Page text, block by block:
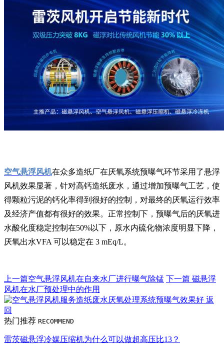
空气悬浮风机在众多造纸厂在厌氧系统预曝气环节采用了悬浮
风机效果显著，针对高钙造纸废水，通过增加预曝气工艺，使
得颗粒污泥的钙化率得到很好的控制，对最终的厌氧运行效率
及经济产值都有很好的效果。正常控制下，预曝气后的厌氧进
水酸化度稳定控制在50%以下，原水内硫化物浓度明显下降，
厌氧出水VFA 可以稳定在 3 mEq/L。
上一篇空气悬浮风机在自来水厂进行曝气除锰 下一篇 磁悬浮
风机在水厂预处理中的作用
返
回
热门推荐 RECOMMEND
雷茨磁悬浮冷媒压缩机为什么可以做超高压比13？